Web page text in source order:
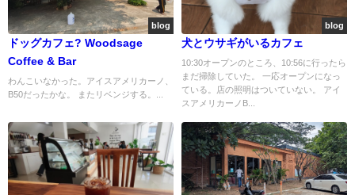
blog
ドッグカフェ? Woodsage
Coffee & Bar
わんこいなかった。アイスアメリカーノ、
B50だったかな。 またリベンジする。...
blog
犬とウサギがいるカフェ
10:30オープンのところ、10:56に行ったら
まだ掃除していた。 一応オープンになっ
ている。店の照明はついていない。 アイ
スアメリカーノB...